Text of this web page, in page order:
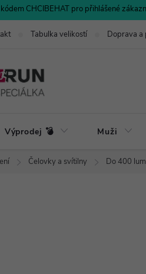
CHCIBEHAT pro přihlášené
Tabulka velikostí Doprava a
Výprodej 💣 Muži
Čelovky a svítilny Do 400